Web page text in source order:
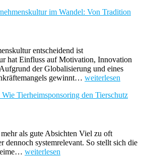
Wirtschaftsdetektiv
Unterschied
wichtig
ist
im Wandel: Von Tradition
entscheidend ist
hat Einfluss auf Motivation, Innovation
der Globalisierung und eines
gewinnt… Europäische
im
zu
Innovation
weiterlesen
Tierheimsponsoring den Tierschutz
als gute Absichten Viel zu oft
dennoch systemrelevant. So stellt sich die
Mehr
weiterlesen